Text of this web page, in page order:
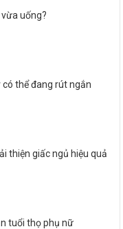
uống?
thể đang rút ngắn
thiện giấc ngủ hiệu quả
tuổi thọ phụ nữ